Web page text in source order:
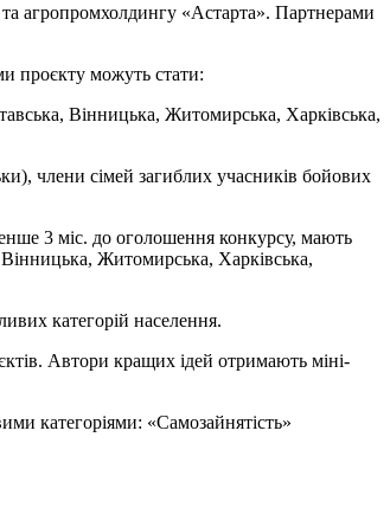
агропромхолдингу «Астарта». Партнерами
проєкту можуть стати:
Вінницька, Житомирська, Харківська,
члени сімей загиблих учасників бойових
3 міс. до оголошення конкурсу, мають
Вінницька, Житомирська, Харківська,
категорій населення.
Автори кращих ідей отримають міні-
категоріями: «Самозайнятість»